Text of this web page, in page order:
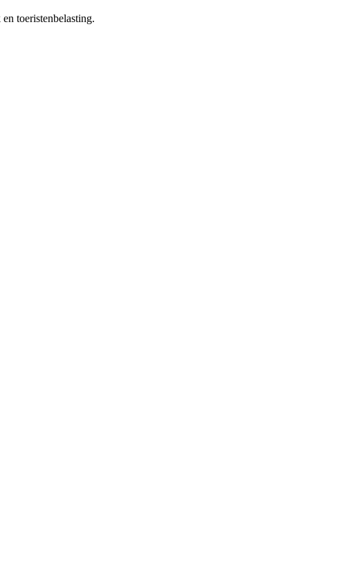
toeristenbelasting.